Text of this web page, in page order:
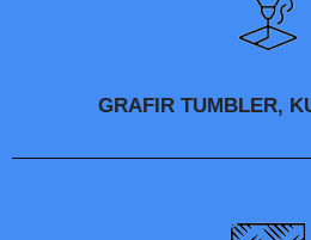
GRAFIR TUMBLER,